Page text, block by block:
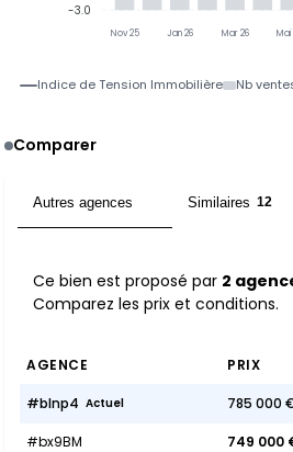
Nov 25 Jan 26 Mar 26 Mai
-3.0
Indice de Tension Immobilière Nb
Comparer
Autres agences Similaires 12
Ce bien est proposé par 2
Comparez les prix et conditions.
AGENCE PRIX
#blnp4 Actuel 785 000
#bx9BM 749 000